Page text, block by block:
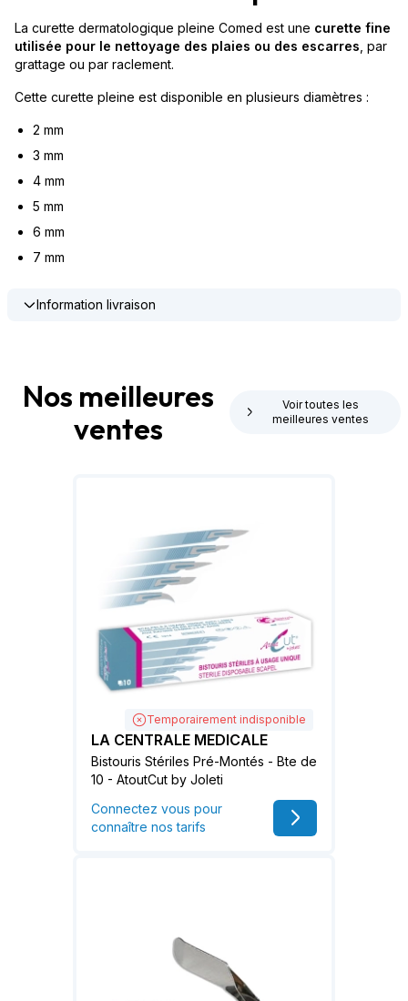
La curette dermatologique pleine Comed est une curette fine
utilisée pour le nettoyage des plaies ou des escarres , par
grattage ou par raclement.
Cette curette pleine est disponible en plusieurs diamètres :
2 mm
3 mm
4 mm
5 mm
6 mm
7 mm
Information livraison
Nos meilleures
ventes
Voir toutes les
meilleures ventes
Temporairement indisponible
LA CENTRALE MEDICALE
Bistouris Stériles Pré-Montés - Bte de
10 - AtoutCut by Joleti
Connectez vous pour
connaître nos tarifs